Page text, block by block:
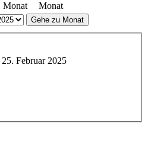
Monat
Monat
Gehe zu Monat
Februar 2025